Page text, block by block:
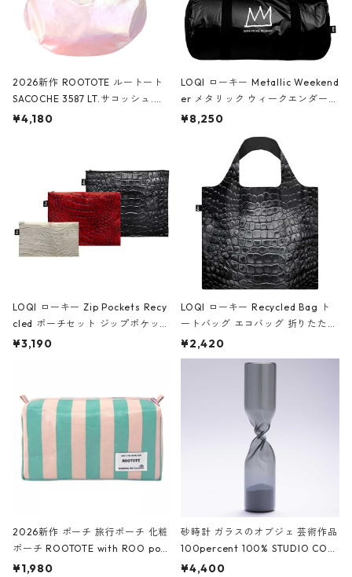
2026新作 ROOTOTE ルートート
SACOCHE 3587 LT.サコッシュ.ル
ミエ-B ショルダーバッグ グロスピ
¥4,180
LOQI ローキー Metallic Weekend
er メタリック ウィークエンダー
ボストンバッグ ショルダーバッグ
Black ジャン=ミッシェル・バスキ
ア/クラウン ブラック
¥8,250
LOQI ローキー Zip Pockets Recy
cled ポーチセット ジップポケット
ファスナーポーチ 撥水加工 トラベ
ーガンディー、オフホワイト
¥3,190
LOQI ローキー Recycled Bag ト
ートバッグ エコバッグ 折りたたみ
大きめ 撥水加工 収納ポーチ CRO
CODILE/Black クロコダイル/ブラ
¥2,420
2026新作 ポーチ 旅行ポーチ 化粧
ポーチ ROOTOTE with ROO pou
ch 3532 ルートート WR.ポーチ.ラ
¥1,980
砂時計 ガラスのオブジェ 芸術作品
100percent 100% STUDIO COH
AKU Timeless 100パーセント ス
¥4,400